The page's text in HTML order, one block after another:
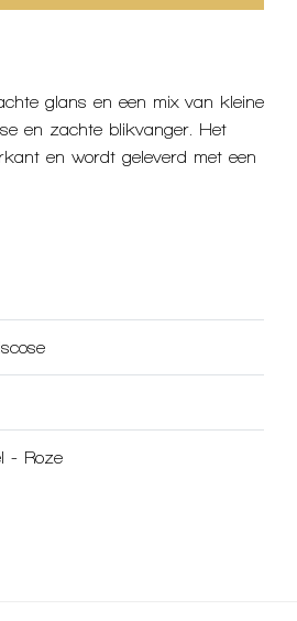
glans en een mix van kleine
en zachte blikvanger. Het
en wordt geleverd met een
- Roze